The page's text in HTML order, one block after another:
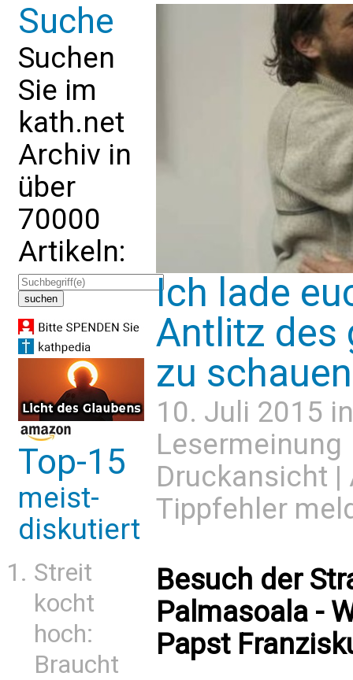
Suche
Suchen
Sie im
kath.net
Archiv in
über
70000
Artikeln:
Top-15
meist-
diskutiert
Streit
kocht
hoch:
Braucht
Ich lade
Antlitz des
zu schauen
10. Juli 2015
Lesermeinung
Druckansicht |
Tippfehler
Besuch der
Palmasoala -
Papst